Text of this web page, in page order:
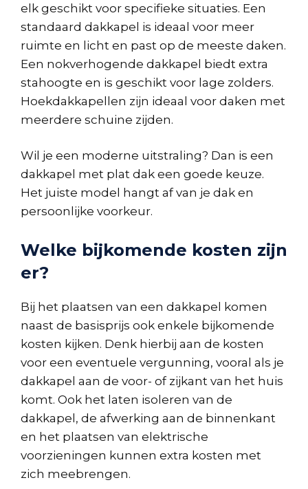
elk geschikt voor specifieke situaties. Een
standaard dakkapel is ideaal voor meer
ruimte en licht en past op de meeste daken.
Een nokverhogende dakkapel biedt extra
stahoogte en is geschikt voor lage zolders.
Hoekdakkapellen zijn ideaal voor daken met
meerdere schuine zijden.
Wil je een moderne uitstraling? Dan is een
dakkapel met plat dak een goede keuze.
Het juiste model hangt af van je dak en
persoonlijke voorkeur.
Welke bijkomende kosten zijn
er?
Bij het plaatsen van een dakkapel komen
naast de basisprijs ook enkele bijkomende
kosten kijken. Denk hierbij aan de kosten
voor een eventuele vergunning, vooral als je
dakkapel aan de voor- of zijkant van het huis
komt. Ook het laten isoleren van de
dakkapel, de afwerking aan de binnenkant
en het plaatsen van elektrische
voorzieningen kunnen extra kosten met
zich meebrengen.